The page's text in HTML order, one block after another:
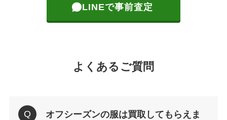
LINEで事前査定
よくあるご質問
オフシーズンの服は買取してもらえま